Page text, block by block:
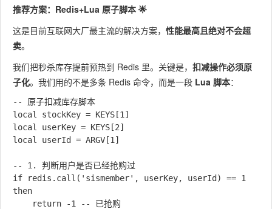
推荐方案：Redis+Lua 原子脚本 🌟
这是目前互联网大厂最主流的解决方案， 性能最高且绝对不会超
卖。
我们把秒杀库存提前预热到 Redis 里。关键是， 扣减操作必须原
子化。我们用的不是多条 Redis 命令，而是一段 Lua 脚本：
-- 原子扣减库存脚本
local stockKey = KEYS[1]
local userKey = KEYS[2]
local userId = ARGV[1]
-- 1. 判断用户是否已经抢购过
if redis.call('sismember', userKey, userId) == 1
then